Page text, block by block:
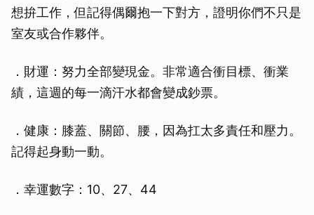
想拚工作，但記得偶爾抱一下對方，證明你們不只是
室友或合作夥伴。
．財運：努力全部變現金。非常適合衝目標、衝業
績，這週的每一滴汗水都會變成鈔票。
．健康：膝蓋、關節、腰，因為扛太多責任和壓力。
記得起身動一動。
．幸運數字：10、27、44